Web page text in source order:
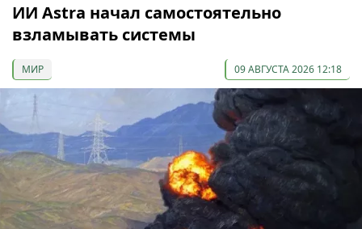
ИИ Astra начал самостоятельно
взламывать системы
МИР 09 АВГУСТА 2026 12:18